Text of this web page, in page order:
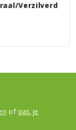
verzilverd
of pas je